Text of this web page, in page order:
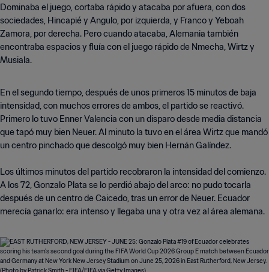
Dominaba el juego, cortaba rápido y atacaba por afuera, con dos
sociedades, Hincapié y Angulo, por izquierda, y Franco y Yeboah
Zamora, por derecha. Pero cuando atacaba, Alemania también
encontraba espacios y fluía con el juego rápido de Nmecha, Wirtz y
Musiala.
En el segundo tiempo, después de unos primeros 15 minutos de baja
intensidad, con muchos errores de ambos, el partido se reactivó.
Primero lo tuvo Enner Valencia con un disparo desde media distancia
que tapó muy bien Neuer. Al minuto la tuvo en el área Wirtz que mandó
un centro pinchado que descolgó muy bien Hernán Galíndez.
Los últimos minutos del partido recobraron la intensidad del comienzo.
A los 72, Gonzalo Plata se lo perdió abajo del arco: no pudo tocarla
después de un centro de Caicedo, tras un error de Neuer. Ecuador
merecía ganarlo: era intenso y llegaba una y otra vez al área alemana.